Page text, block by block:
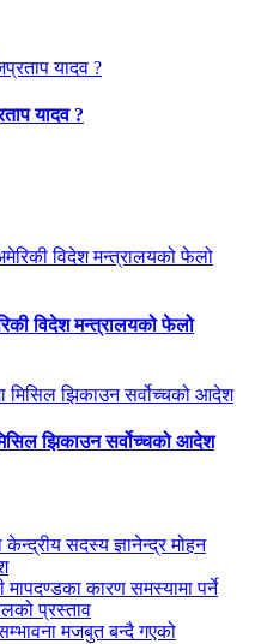
यादव ?
विदेश मन्त्रालयको फेलो
झिकाउन सर्वोच्चको आदेश
सदस्य ज्ञानेन्द्र मोहन
कारण समस्यामा पर्ने
प्रस्ताव
मजबुत बन्दै गएको